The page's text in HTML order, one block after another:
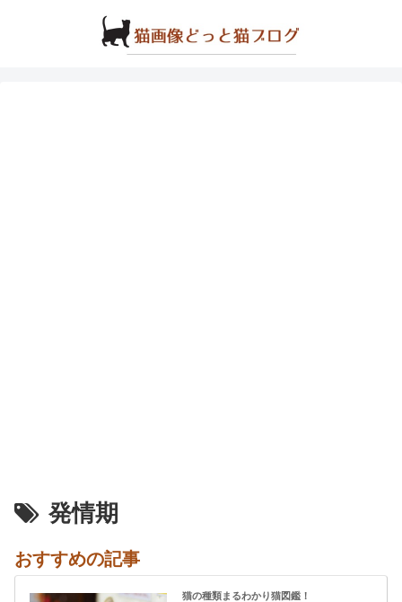
発情期
おすすめの記事
猫の種類まるわかり猫図鑑！